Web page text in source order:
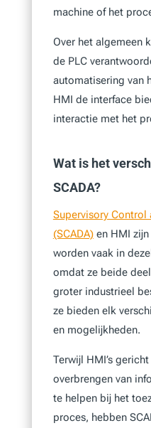
machine of het
Over het algemeen
de PLC
automatisering van
HMI de interface
interactie met het
Wat is het
SCADA?
Supervisory
(SCADA)en HMI zijn
worden vaak in
omdat ze beide
groter industrieel
ze bieden elk
en mogelijkheden.
Terwijl HMI’s
overbrengen van
te helpen bij het
proces, hebben